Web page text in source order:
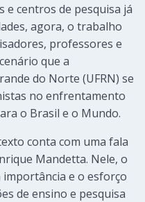
e centros de pesquisa já
agora, o trabalho
professores e
que a
do Norte (UFRN) se
no enfrentamento
o Brasil e o Mundo.
conta com uma fala
Mandetta. Nele, o
importância e o esforço
de ensino e pesquisa